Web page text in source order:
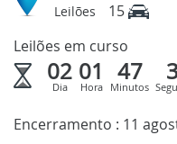
Leilões
15
Leilões em curso
02
Dia
01
Hora
47
Minutos
Encerramento : 11